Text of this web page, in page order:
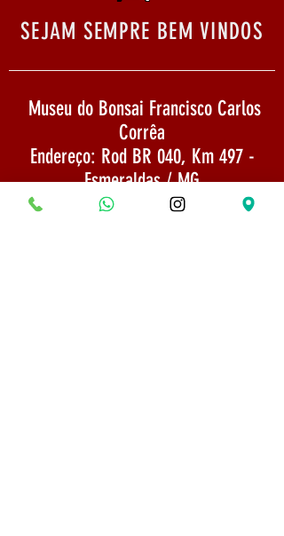
SEJAM SEMPRE BEM VINDOS
Museu do Bonsai Francisco Carlos
Corrêa
Endereço: Rod BR 040, Km 497 -
Esmeraldas / MG
22.733.844/0002-65